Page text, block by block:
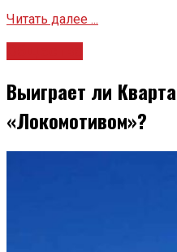
Читать далее ...
Выиграет ли
«Локомотивом»?